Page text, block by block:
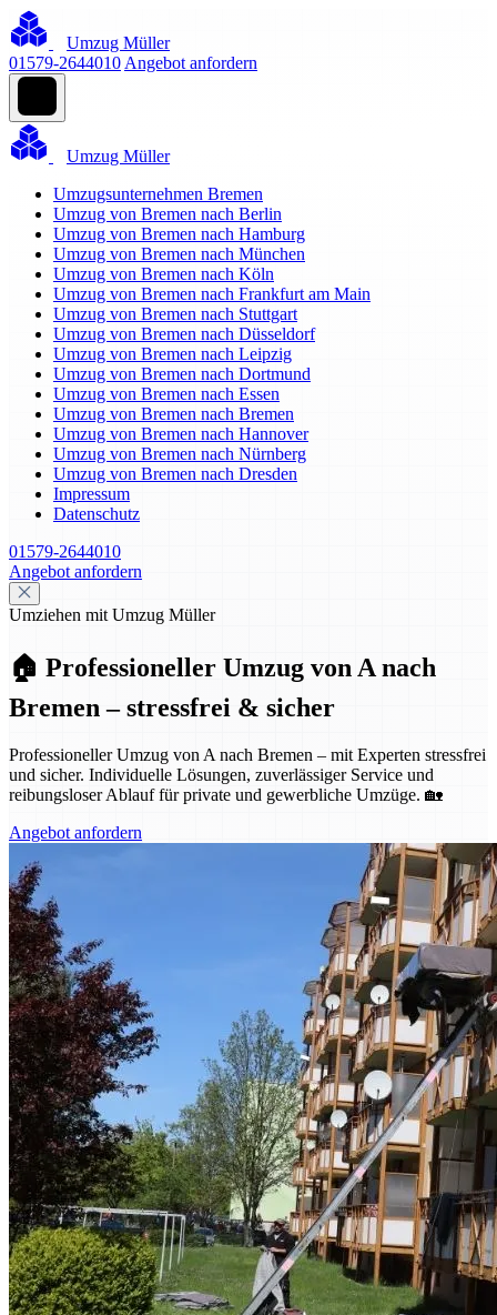
Umzug Müller
01579-2644010 Angebot anfordern
Umzug Müller
Umzugsunternehmen Bremen
Umzug von Bremen nach Berlin
Umzug von Bremen nach Hamburg
Umzug von Bremen nach München
Umzug von Bremen nach Köln
Umzug von Bremen nach Frankfurt am Main
Umzug von Bremen nach Stuttgart
Umzug von Bremen nach Düsseldorf
Umzug von Bremen nach Leipzig
Umzug von Bremen nach Dortmund
Umzug von Bremen nach Essen
Umzug von Bremen nach Bremen
Umzug von Bremen nach Hannover
Umzug von Bremen nach Nürnberg
Umzug von Bremen nach Dresden
Impressum
Datenschutz
01579-2644010
Angebot anfordern
Umziehen mit Umzug Müller
🏠 Professioneller Umzug von A nach
Bremen – stressfrei & sicher
Professioneller Umzug von A nach Bremen – mit Experten stressfrei
und sicher. Individuelle Lösungen, zuverlässiger Service und
reibungsloser Ablauf für private und gewerbliche Umzüge. 🏡
Angebot anfordern